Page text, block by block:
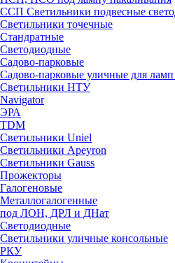
ССП Светильники подвесные
Светильники точечные
Стандратные
Светодиодные
Садово-парковые
Садово-парковые уличные для
Светильники НТУ
Navigator
ЭРА
TDM
Светильники Uniel
Светильники Apeyron
Светильники Gauss
Прожекторы
Галогеновые
Металлогалогенные
под ЛОН, ДРЛ и ДНат
Светодиодные
Светильники уличные консольные
РКУ